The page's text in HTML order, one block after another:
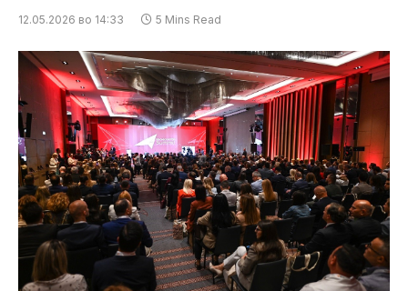
12.05.2026 во 14:33 5 Mins Read